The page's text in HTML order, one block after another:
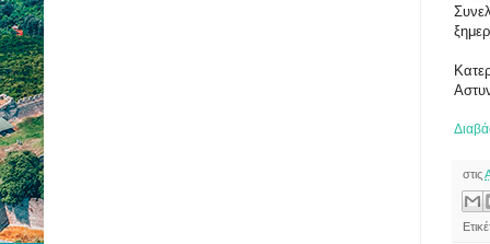
στις